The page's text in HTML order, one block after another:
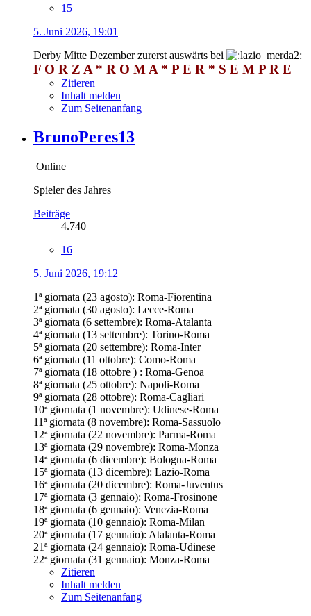
15
5. Juni 2026, 19:01
Derby Mitte Dezember zurerst auswärts bei
F O R Z A * R O M A * P E R * S E M P R E
Zitieren
Inhalt melden
Zum Seitenanfang
BrunoPeres13
Online
Spieler des Jahres
Beiträge
4.740
16
5. Juni 2026, 19:12
1ª giornata (23 agosto): Roma-Fiorentina
2ª giornata (30 agosto): Lecce-Roma
3ª giornata (6 settembre): Roma-Atalanta
4ª giornata (13 settembre): Torino-Roma
5ª giornata (20 settembre): Roma-Inter
6ª giornata (11 ottobre): Como-Roma
7ª giornata (18 ottobre ) : Roma-Genoa
8ª giornata (25 ottobre): Napoli-Roma
9ª giornata (28 ottobre): Roma-Cagliari
10ª giornata (1 novembre): Udinese-Roma
11ª giornata (8 novembre): Roma-Sassuolo
12ª giornata (22 novembre): Parma-Roma
13ª giornata (29 novembre): Roma-Monza
14ª giornata (6 dicembre): Bologna-Roma
15ª giornata (13 dicembre): Lazio-Roma
16ª giornata (20 dicembre): Roma-Juventus
17ª giornata (3 gennaio): Roma-Frosinone
18ª giornata (6 gennaio): Venezia-Roma
19ª giornata (10 gennaio): Roma-Milan
20ª giornata (17 gennaio): Atalanta-Roma
21ª giornata (24 gennaio): Roma-Udinese
22ª giornata (31 gennaio): Monza-Roma
Zitieren
Inhalt melden
Zum Seitenanfang